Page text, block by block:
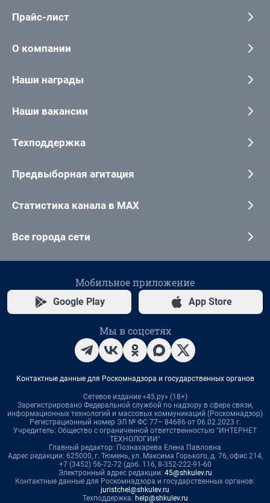
Прайс-лист
О компании
Наши награды
Наши вакансии
Техподдержка
Предвыборная агитация
Статистика канала в MAX
Все города сети
Мобильное приложение
Google Play App Store
Мы в соцсетях
Контактные данные для Роскомнадзора и государственных органов
Сетевое издание «45.ру» (18+)
Зарегистрировано Федеральной службой по надзору в сфере связи,
информационных технологий и массовых коммуникаций (Роскомнадзор)
Регистрационный номер ЭЛ № ФС 77– 84686 от 06.02.2023 г.
Учредитель: Общество с ограниченной ответственностью "ИНТЕРНЕТ
ТЕХНОЛОГИИ"
Главный редактор: Познахарева Елена Павловна
Адрес редакции: 625000, г. Тюмень, ул. Максима Горького, д. 76, офис 214,
+7 (3452) 56-72-72 (доб. 116, 8-352-222-91-60
Электронный адрес редакции: 45@shkulev.ru
Контактные данные для Роскомнадзора и государственных органов:
juristchel@shkulev.ru
Техподдержка: help@shkulev.ru